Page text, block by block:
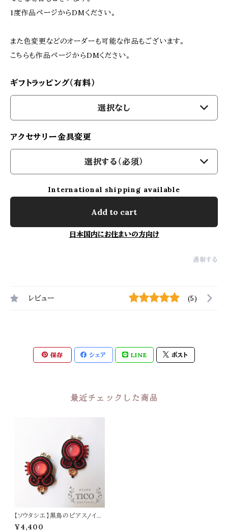
1度作品ページからDMください。
また色変更などのオーダーも可能な作品もございます。
こちらも作品ページからDMください。
ギフトラッピング（有料）
選択なし
アクセサリー金具変更
選択する（必須）
International shipping available
Add to cart
日本国内にお住まいの方向け
通報する
レビュー (5)
保存 シェア LINE ポスト
最近チェックした商品
【ソウタシエ】黒鳥のピアス/イヤ
リング
¥4,400